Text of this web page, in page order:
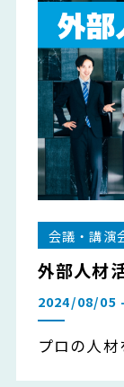
会議・講演
外部人材
2024/08/05
プロの人